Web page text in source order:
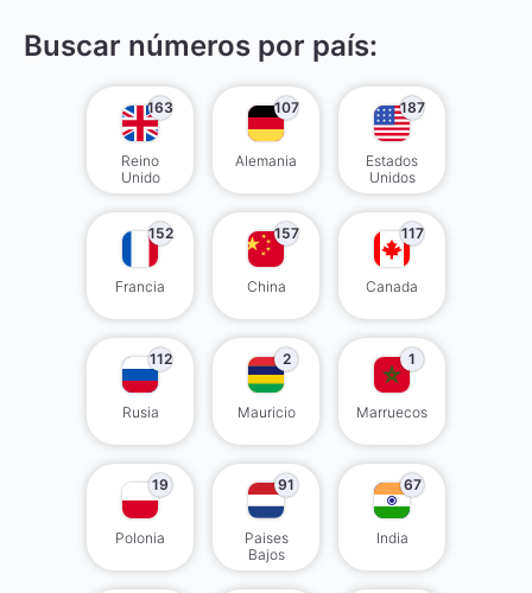
Buscar números por país:
163
Reino
Unido
107
Alemania
187
Estados
Unidos
152
Francia
157
China
117
Canada
112
Rusia
2
Mauricio
1
Marruecos
19
Polonia
91
Paises
Bajos
67
India